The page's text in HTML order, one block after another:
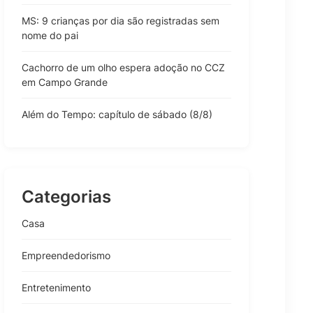
MS: 9 crianças por dia são registradas sem
nome do pai
Cachorro de um olho espera adoção no CCZ
em Campo Grande
Além do Tempo: capítulo de sábado (8/8)
Categorias
Casa
Empreendedorismo
Entretenimento